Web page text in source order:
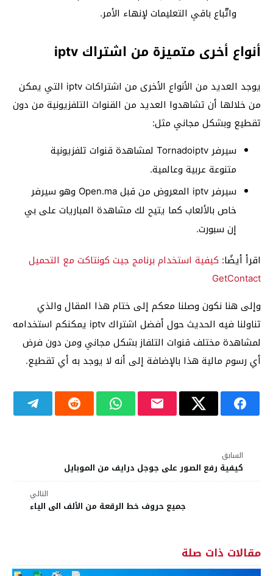
واتّباع باقي التعليمات لإنهاء الأمر.
أنواع أخرى متميزة من اشتراك iptv
يوجد العديد من الأنواع الأخرى من اشتراكات iptv التي يمكن
من خلالها أن تشاهدوا العديد من القنوات التلفزيونية من دون
تقطيع وبشكل مجاني مثل:
سيرفر Tornadoiptv لمشاهدة قنوات تلفزيونية
متنوعة عربية وعالمية.
سيرفر iptv المعروض من قبل Open.ma وهو سيرفر
خاص بالألعاب كما يتيح لك مشاهدة المباريات على بي
إن سبورت.
اقرأ أيضًا: كيفية استخدام برنامج جيت كونتاكت مع التحميل
GetContact
وإلى هنا نكون وصلنا معكم إلى ختام هذا المقال والذي
تناولنا فيه الحديث حول أفضل اشتراك iptv يمكنكم استخدامه
لمشاهدة مختلف قنوات التلفاز بشكل مجاني ومن دون فرض
أي رسوم مالية هذا بالإضافة إلى أنه لا يوجد به أي تقطيع.
السابق
كيفية رفع الصور على جوجل درايف من الموبايل
التالي
جميع حروف خط الرقعة من الألف الى الياء
مقالات ذات صلة